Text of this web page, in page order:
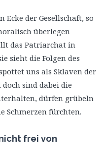
Ecke der Gesellschaft, so
überlegen
das Patriarchat in
sieht die Folgen des
uns als Sklaven der
sind dabei die
dürfen grübeln
Schmerzen fürchten.
frei von